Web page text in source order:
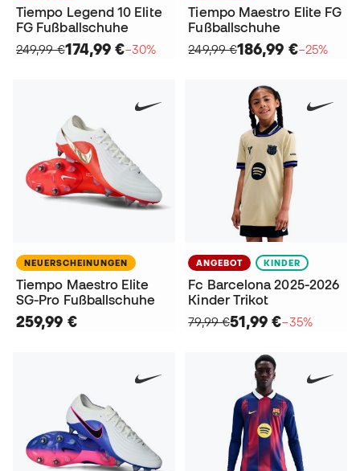
Tiempo Legend 10 Elite
FG Fußballschuhe
249,99 €174,99 €−30%
Tiempo Maestro Elite FG
Fußballschuhe
249,99 €186,99 €−25%
NEUERSCHEINUNGEN
Tiempo Maestro Elite
SG-Pro Fußballschuhe
259,99 €
ANGEBOT KINDER
Fc Barcelona 2025-2026
Kinder Trikot
79,99 €51,99 €−35%